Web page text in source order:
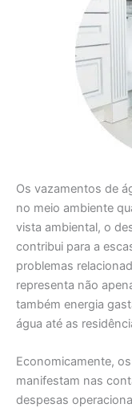
Os vazamentos de
no meio ambiente
vista ambiental, o
contribui para a
problemas
representa não
também energia
água até as
Economicamente,
manifestam nas
despesas